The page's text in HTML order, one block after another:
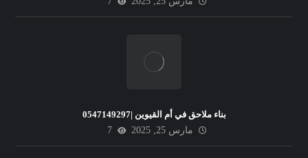
بناء ملاحق في أم القيوين |0547149297
مارس 25, 2025
7